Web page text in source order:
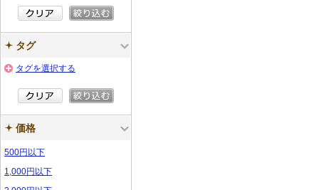
タグ
タグを選択する
価格
500円以下
1,000円以下